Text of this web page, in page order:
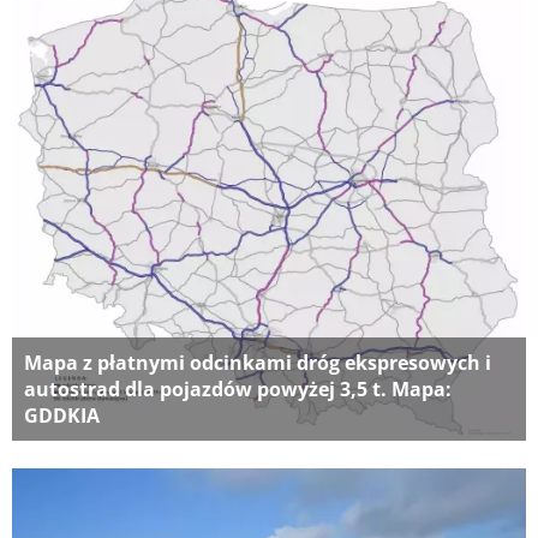
Mapa z płatnymi odcinkami dróg ekspresowych i
autostrad dla pojazdów powyżej 3,5 t. Mapa:
GDDKIA